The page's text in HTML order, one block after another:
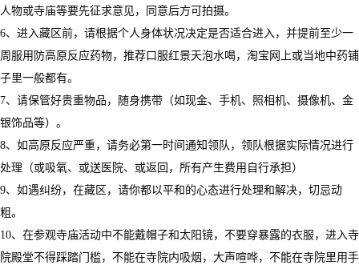
人物或寺庙等要先征求意见，同意后方可拍摄。
6、进入藏区前，请根据个人身体状况决定是否适合进入，并提前至少一
周服用防高原反应药物，推荐口服红景天泡水喝，淘宝网上或当地中药铺
子里一般都有。
7、 请保管好贵重物品，随身携带（如现金、手机、照相机、摄像机、金
银饰品等）。
8、 如高原反应严重，请务必第一时间通知领队，领队根据实际情况进行
处理（或吸氧、或送医院、或返回，所有产生费用自行承担）
9、 如遇纠纷，在藏区，请你都以平和的心态进行处理和解决，切忌动
粗。
10、在参观寺庙活动中不能戴帽子和太阳镜，不要穿暴露的衣服，进入寺
院殿堂不得踩踏门槛，不能在寺院内吸烟，大声喧哗，不能在寺院里用手